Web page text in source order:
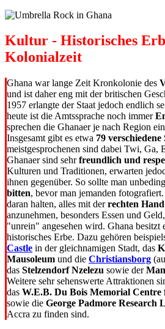
Kultur - Historisches
Kolonialzeit
Ghana war lange Zeit Kronkolonie des
und ist daher eng mit der britischen
1957 erlangte der Staat jedoch endlich
heute ist die Amtssprache noch immer
sprechen die Ghanaer je nach Region
Insgesamt gibt es etwa 79
meistgesprochenen sind dabei Twi, Ga,
Ghanaer sind sehrfreundlich und
Kulturen und Traditionen, erwarten
ihnen gegenüber. So sollte man
bitten, bevor man jemanden
daran halten, alles mit derrechten Hand
anzunehmen, besonders Essen und
"unrein" angesehen wird. Ghana besitzt
historisches Erbe. Dazu gehören
Castle in der gleichnamigen Stadt, das
Mausoleum und die Christiansborg
das Stelzendorf Nzelezu sowie der
Weitere sehr sehenswerte Attraktionen
das W.E.B. Du Bois Memorial
sowie die George Padmore Research
Accra zu finden sind.